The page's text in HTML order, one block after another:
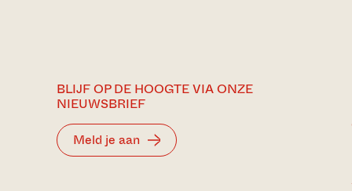
BLIJF OP DE HOOGTE VIA ONZE
NIEUWSBRIEF
Meld je aan